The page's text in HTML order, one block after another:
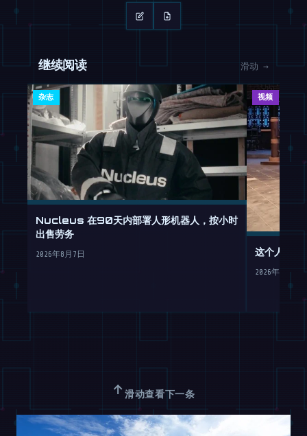
继续阅读 滑动 →
杂志
Nucleus 在90天内部署人形机器人，按小时
出售劳务
2026年8月7日
视频
这个人形机
2026年8月7日
↑滑动查看下一条